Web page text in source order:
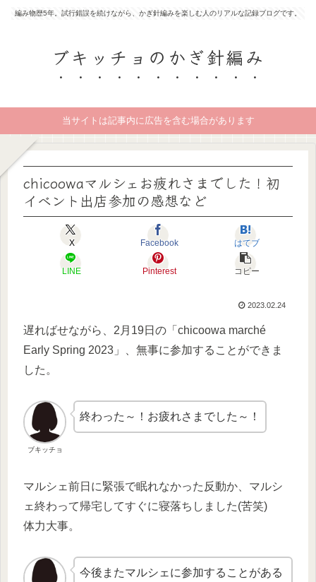
編み物歴5年。試行錯誤を続けながら、かぎ針編みを楽しむ人のリアルな記録ブログです。
ブキッチョのかぎ針編み
当サイトは記事内に広告を含む場合があります
chicoowaマルシェお疲れさまでした！初
イベント出店参加の感想など
X Facebook はてブ
LINE Pinterest コピー
2023.02.24
遅ればせながら、2月19日の「chicoowa marché
Early Spring 2023」、無事に参加することができま
した。
ブキッチョ
終わった～！お疲れさまでした～！
マルシェ前日に緊張で眠れなかった反動か、マルシ
ェ終わって帰宅してすぐに寝落ちしました(苦笑)
体力大事。
今後またマルシェに参加することがある